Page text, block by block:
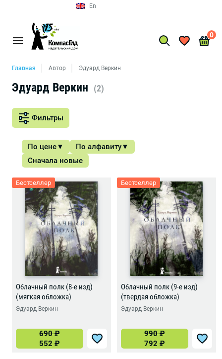
Главная Автор Эдуард Веркин
Эдуард Веркин (2)
Фильтры
По цене
По алфавиту
Сначала новые
Бестселлер
Облачный полк (8-е изд)
(мягкая обложка)
Эдуард Веркин
690₽
552 ₽
Бестселлер
Облачный полк (9-е изд)
(твердая обложка)
Эдуард Веркин
990₽
792 ₽
En
0